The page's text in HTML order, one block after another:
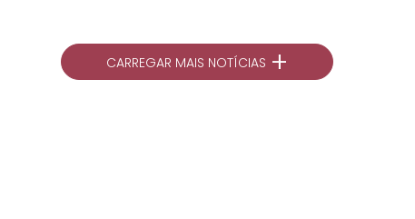
CARREGAR MAIS NOTÍCIAS +